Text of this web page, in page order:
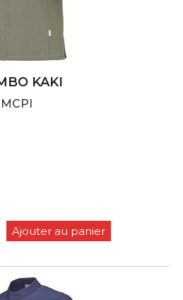
KAKI
Ajouter au panier